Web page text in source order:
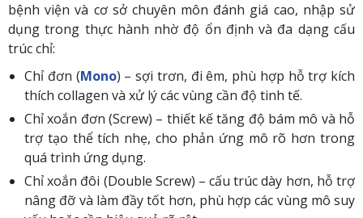
bệnh viện và cơ sở chuyên môn đánh giá cao, nhập sử
dụng trong thực hành nhờ độ ổn định và đa dạng cấu
trúc chỉ:
Chỉ đơn (Mono) – sợi trơn, đi êm, phù hợp hỗ trợ kích
thích collagen và xử lý các vùng cần độ tinh tế.
Chỉ xoắn đơn (Screw) – thiết kế tăng độ bám mô và hỗ
trợ tạo thể tích nhẹ, cho phản ứng mô rõ hơn trong
quá trình ứng dụng.
Chỉ xoắn đôi (Double Screw) – cấu trúc dày hơn, hỗ trợ
nâng đỡ và làm đầy tốt hơn, phù hợp các vùng mô suy